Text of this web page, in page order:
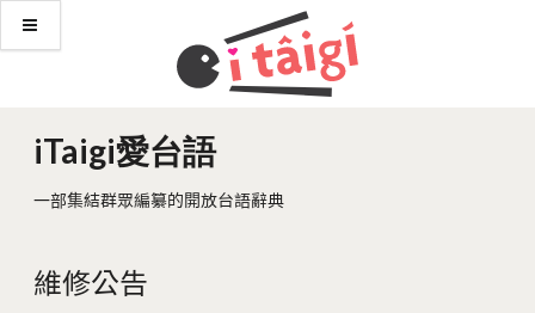
iTaigi愛台語
一部集結群眾編纂的開放台語辭典
維修公告